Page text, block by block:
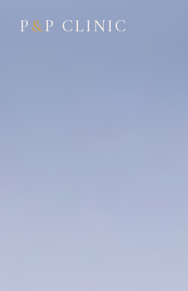
P &P CLINIC